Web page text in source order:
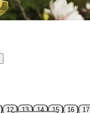
12 13 14 15 16
17